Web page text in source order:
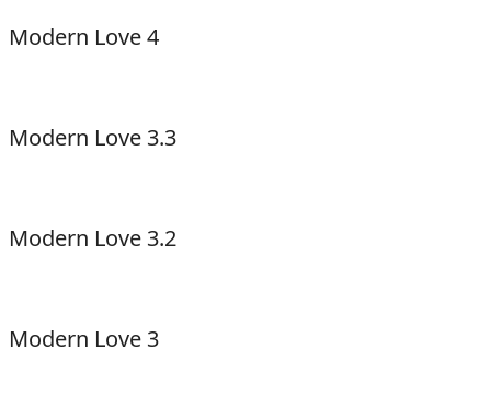
Modern Love 4
Modern Love 3.3
Modern Love 3.2
Modern Love 3